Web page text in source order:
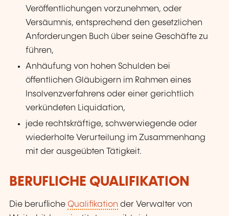
Veröffentlichungen vorzunehmen, oder
Versäumnis, entsprechend den gesetzlichen
Anforderungen Buch über seine Geschäfte zu
führen,
Anhäufung von hohen Schulden bei
öffentlichen Gläubigern im Rahmen eines
Insolvenzverfahrens oder einer gerichtlich
verkündeten Liquidation,
jede rechtskräftige, schwerwiegende oder
wiederholte Verurteilung im Zusammenhang
mit der ausgeübten Tätigkeit.
BERUFLICHE QUALIFIKATION
Die berufliche Qualifikation der Verwalter von